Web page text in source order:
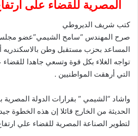
المصرية للقضاء على
كتب شريف الديروطي
صرح المهندس “سامح الشيمي”عضو مجلس
المساعد بحزب مستقبل وطن بالاسكندريه
تواجه الغلاء بكل قوة وتسعي جاهدا
التي أرهقت المواطنيين .
واشاد “الشيمي ” بقرارات الدولة المصرية
الحديثة من الخارج قائلا إن هذه الخطوة
لتطوير الصناعة المصرية للقضاء علي